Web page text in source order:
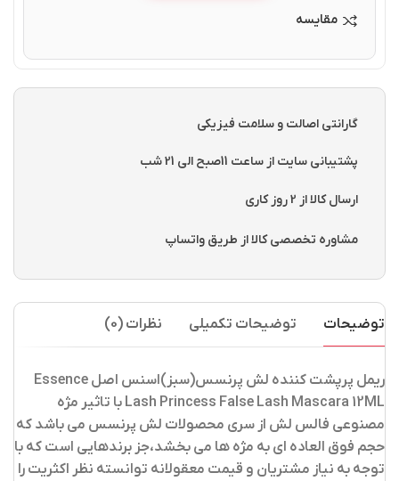
مقایسه
گارانتی اصالت و سلامت فیزیکی
پشتیبانی سایت از ساعت 11صبح الی 21 شب
ارسال کالا از 2 روز کاری
مشاوره تخصصی کالا از طریق واتساپ
توضیحات توضیحات تکمیلی نظرات (0)
ریمل پرپشت کننده لش پرنسس(سبز)اسنس اصل Essence
Lash Princess False Lash Mascara 12ML با تاثیر مژه
مصنوعی فالس لش از سری محصولات لش پرنسس می باشد که
حجم فوق العاده ای به مژه ها می بخشد،جز برندهایی است که با
توجه به نیاز مشتریان و قیمت معقولانه توانسته نظر اکثریت را